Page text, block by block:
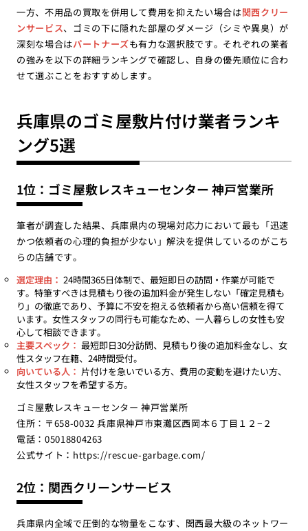
一方、不用品の買取を併用して費用を抑えたい場合は関西クリー
ンサービス、ゴミの下に隠れた部屋のダメージ（シミや異臭）が
深刻な場合はパートナーズも有力な選択肢です。それぞれの業者
の強みを以下の詳細ランキングで確認し、自身の優先順位に合わ
せて選ぶことをおすすめします。
兵庫県のゴミ屋敷片付け業者ランキ
ング5選
1位：ゴミ屋敷レスキューセンター 神戸営業所
筆者が調査した結果、兵庫県内の現場対応力において最も「迅速
かつ依頼者の心理的負担が少ない」解決を提供しているのがこち
らの店舗です。
選定理由： 24時間365日体制で、最短即日の訪問・作業が可能で
す。特筆すべきは見積もり後の追加料金が発生しない「確定見積も
り」の徹底であり、予算に不安を抱える依頼者から高い信頼を得て
います。女性スタッフの同行も可能なため、一人暮らしの女性も安
心して相談できます。
主要スペック： 最短即日30分訪問、見積もり後の追加料金なし、女
性スタッフ在籍、24時間受付。
向いている人： 片付けを急いでいる方、費用の変動を避けたい方、
女性スタッフを希望する方。
ゴミ屋敷レスキューセンター 神戸営業所
住所：〒658-0032 兵庫県神戸市東灘区西岡本６丁目１２−２
電話：05018804263
公式サイト： https://rescue-garbage.com/
2位：関西クリーンサービス
兵庫県内全域で圧倒的な物量をこなす、関西最大級のネットワー